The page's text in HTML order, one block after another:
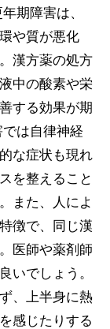
期障害は、
や質が悪化
漢方薬の処方
中の酸素や栄
する効果が期
は自律神経
な症状も現れ
を整えること
また、人によ
徴で、同じ漢
医師や薬剤師
いでしょう。
、上半身に熱
感じたりする